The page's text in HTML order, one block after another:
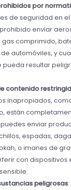
por
de seguridad en
enviar
gas comprimido,
automóviles, y
pueda resultar
contenido
inapropiados,
están
enviar
espadas,
o imanes de
con dispositivos
peligrosas